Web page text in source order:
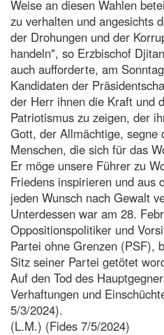
Weise an diesen Wahlen
zu verhalten und angesichts
der Drohungen und der
handeln", so Erzbischof
auch aufforderte, am
Kandidaten der
der Herr ihnen die Kraft und
Patriotismus zu zeigen, der
Gott, der Allmächtige, segne
Menschen, die sich für das
Er möge unsere Führer zu
Friedens inspirieren und aus
jeden Wunsch nach Gewalt
Unterdessen war am 28.
Oppositionspolitiker und
Partei ohne Grenzen (PSF),
Sitz seiner Partei getötet
Auf den Tod des
Verhaftungen und
5/3/2024).
(L.M.) (Fides 7/5/2024)